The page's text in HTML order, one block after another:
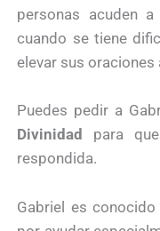
personas acuden
cuando se tiene
elevar sus oraciones
Puedes pedir a
Divinidad
para
respondida.
Gabriel es